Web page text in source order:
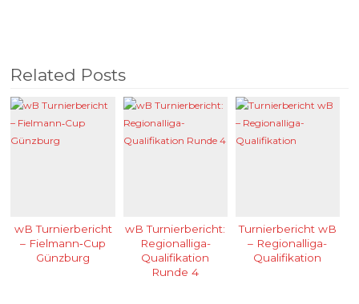
Related Posts
wB Turnierbericht
– Fielmann‑Cup
Günzburg
wB Turnierbericht:
Regionalliga-
Qualifikation
Runde 4
Turnierbericht wB
– Regionalliga-
Qualifikation